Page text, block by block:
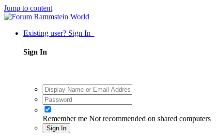
Jump to content
Existing user? Sign In
Sign In
Remember me Not recommended on shared computers
Sign In